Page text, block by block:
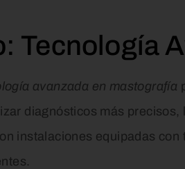
Tecnología
avanzada en mastografía
diagnósticos más
instalaciones equipadas